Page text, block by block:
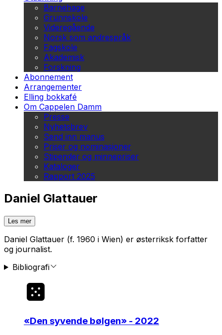
Barnehage
Grunnskole
Videregående
Norsk som andrespråk
Fagskole
Akademisk
Forskning
Abonnement
Arrangementer
Elling bokkafé
Om Cappelen Damm
Presse
Nyhetsbrev
Send inn manus
Priser og nominasjoner
Stipender og minnepriser
Kataloger
Rapport 2025
Daniel Glattauer
Les mer
Daniel Glattauer (f. 1960 i Wien) er østerriksk forfatter
og journalist.
Bibliografi
«Den syvende bølgen» - 2022